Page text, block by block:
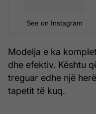
See on Instagram
Modelja e ka
dhe efektiv. Kështu
treguar edhe një
tapetit të kuq.